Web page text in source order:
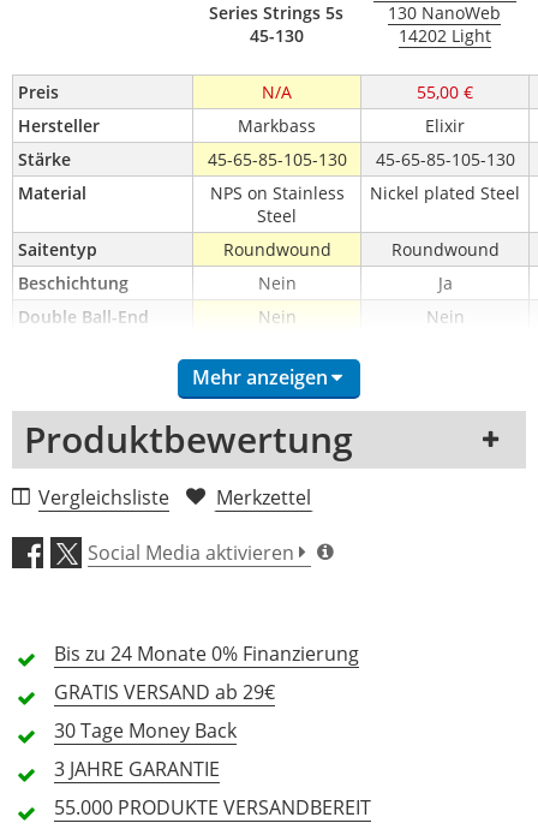
Series Strings 5s
45-130
130 NanoWeb
14202 Light
Preis N/A
55,00 €
Hersteller
Markbass
Elixir
Stärke
45-65-85-105-130
45-65-85-105-130
Material
NPS on Stainless
Steel
Nickel plated Steel
Saitentyp Roundwound
Roundwound
Beschichtung
Nein
Ja
Double Ball-End
Nein
Nein
Nein
Mehr anzeigen
Produktbewertung
1 Rezension
5 Sterne
4 Sterne
2 Sterne
1 Sterne
Alle Sprachen
Vergleichsliste Merkzettel
Social Media aktivieren
Bis zu 24 Monate0% Finanzierung
GRATIS VERSAND ab 29€
30 Tage Money Back
3 JAHRE GARANTIE
55.000 PRODUKTE VERSANDBEREIT